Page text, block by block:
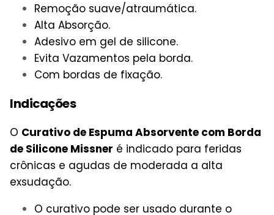
Remoção suave/atraumática.
Alta Absorção.
Adesivo em gel de silicone.
Evita Vazamentos pela borda.
Com bordas de fixação.
Indicações
O Curativo de Espuma Absorvente com Borda
de Silicone Missner é indicado para feridas
crônicas e agudas de moderada a alta
exsudação.
O curativo pode ser usado durante o